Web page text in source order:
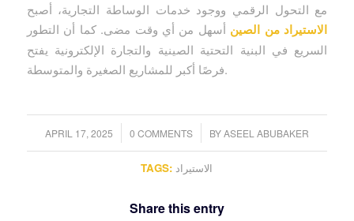
مع التحول الرقمي ووجود خدمات الوساطة التجارية، أصبح
الاستيراد من الصين أسهل من أي وقت مضى. كما أن التطور
السريع في البنية التحتية الصينية والتجارة الإلكترونية يفتح
فرصًا أكبر للمشاريع الصغيرة والمتوسطة.
APRIL 17, 2025
/ 0 COMMENTS
/ BYASEEL ABUBAKER
TAGS: الاستيراد
Share this entry